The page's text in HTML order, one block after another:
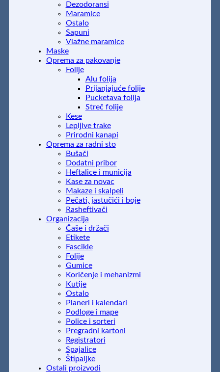
Dezodoransi
Maramice
Ostalo
Sapuni
Vlažne maramice
Maske
Oprema za pakovanje
Folije
Alu folija
Prijanjajuće folije
Pucketava folija
Streč folije
Kese
Lepljive trake
Prirodni kanapi
Oprema za radni sto
Bušači
Dodatni pribor
Heftalice i municija
Kase za novac
Makaze i skalpeli
Pečati, jastučići i boje
Rasheftivači
Organizacija
Čaše i držači
Etikete
Fascikle
Folije
Gumice
Koričenje i mehanizmi
Kutije
Ostalo
Planeri i kalendari
Podloge i mape
Police i sorteri
Pregradni kartoni
Registratori
Spajalice
Štipaljke
Ostali proizvodi